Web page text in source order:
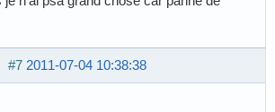
#7 2011-07-04 10:38:38